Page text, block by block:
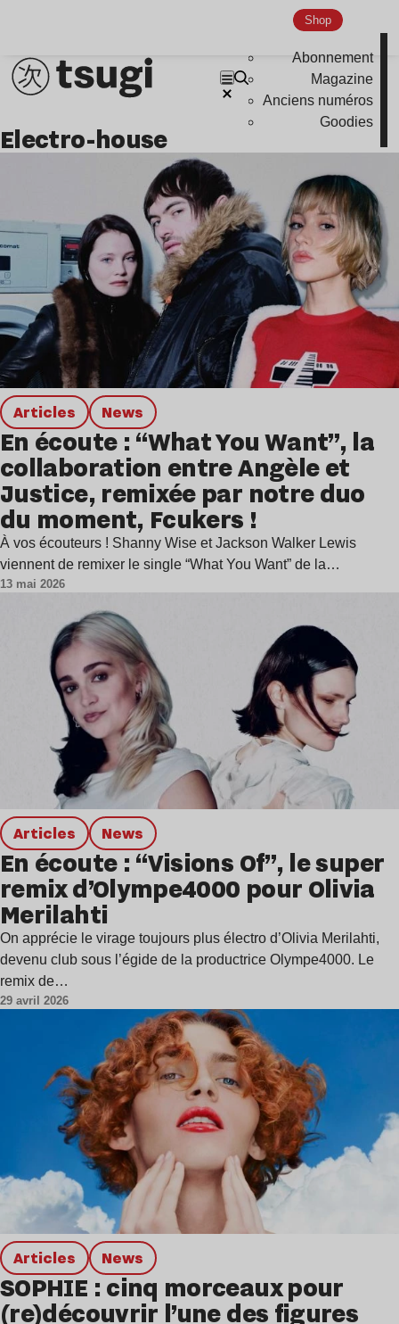
Shop
Abonnement
Magazine
Anciens numéros
Goodies
electro-house
Articles news
En écoute : “What You Want”, la
collaboration entre Angèle et
Justice, remixée par notre duo
du moment, Fcukers !
À vos écouteurs ! Shanny Wise et Jackson Walker Lewis
viennent de remixer le single “What You Want” de la…
13 mai 2026
Articles news
En écoute : “Visions Of”, le super
remix d’Olympe4000 pour Olivia
Merilahti
On apprécie le virage toujours plus électro d’Olivia Merilahti,
devenu club sous l’égide de la productrice Olympe4000. Le
remix de…
29 avril 2026
Articles news
SOPHIE : cinq morceaux pour
(re)découvrir l’une des figures